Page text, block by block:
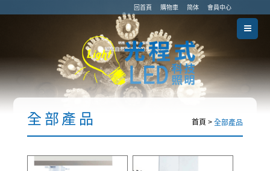
回首頁 購物車 简体 會員中心
全部產品 首頁 >全部產品